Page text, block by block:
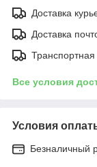
Доставка
Доставка
Все условия
Условия
Безналичный